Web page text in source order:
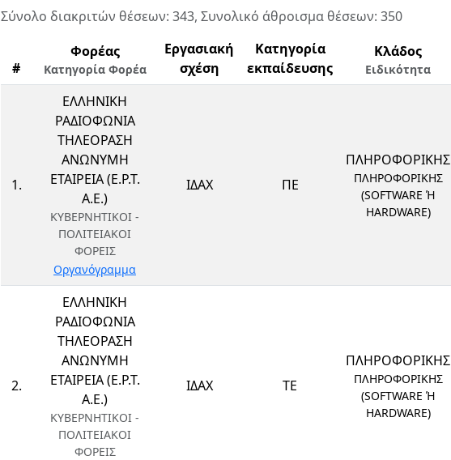
Σύνολο διακριτών θέσεων: 343, Συνολικό άθροισμα θέσεων: 350
#
Φορέας
Κατηγορία Φορέα
Εργασιακή
σχέση
Κατηγορία
εκπαίδευσης
Κλάδος
Ειδικότητα
1.
ΕΛΛΗΝΙΚΗ
ΡΑΔΙΟΦΩΝΙΑ
ΤΗΛΕΟΡΑΣΗ
ΑΝΩΝΥΜΗ
ΕΤΑΙΡΕΙΑ (Ε.Ρ.Τ.
Α.Ε.)
ΚΥΒΕΡΝΗΤΙΚΟΙ -
ΠΟΛΙΤΕΙΑΚΟΙ
ΦΟΡΕΙΣ
Οργανόγραμμα
ΙΔΑΧ ΠΕ
ΠΛΗΡΟΦΟΡΙΚΗΣ
ΠΛΗΡΟΦΟΡΙΚΗΣ
(SOFTWARE Ή
HARDWARE)
2.
ΕΛΛΗΝΙΚΗ
ΡΑΔΙΟΦΩΝΙΑ
ΤΗΛΕΟΡΑΣΗ
ΑΝΩΝΥΜΗ
ΕΤΑΙΡΕΙΑ (Ε.Ρ.Τ.
Α.Ε.)
ΚΥΒΕΡΝΗΤΙΚΟΙ -
ΠΟΛΙΤΕΙΑΚΟΙ
ΦΟΡΕΙΣ
ΙΔΑΧ ΤΕ
ΠΛΗΡΟΦΟΡΙΚΗΣ
ΠΛΗΡΟΦΟΡΙΚΗΣ
(SOFTWARE Ή
HARDWARE)